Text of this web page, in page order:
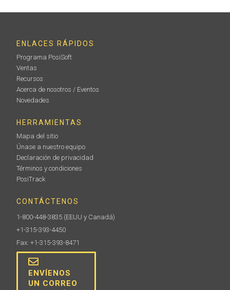
ENLACES RÁPIDOS
Programa PosiSoft
Ventas
Recursos
Acerca de nosotros / Eventos
Novedades
HERRAMIENTAS
Mapa del sitio
Únase a nuestro equipo
Declaración de privacidad
Términos y condiciones
PosiTrack
CONTÁCTENOS
1-800-448-3835 (EEUU y Canadá)
+1-315-393-4450
Fax: +1-315-393-8471
ENVÍENOS
UN CORREO